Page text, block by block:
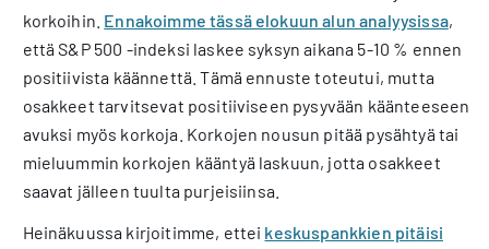
korkoihin. Ennakoimme tässä elokuun alun analyysissa,
että S&P 500 -indeksi laskee syksyn aikana 5-10 % ennen
positiivista käännettä. Tämä ennuste toteutui, mutta
osakkeet tarvitsevat positiiviseen pysyvään käänteeseen
avuksi myös korkoja. Korkojen nousun pitää pysähtyä tai
mieluummin korkojen kääntyä laskuun, jotta osakkeet
saavat jälleen tuulta purjeisiinsa.
Heinäkuussa kirjoitimme, ettei keskuspankkien pitäisi